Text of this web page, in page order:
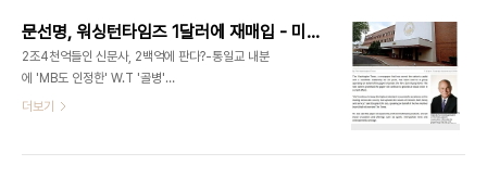
량 21매..
의 혐의로 김경준을 기소하면서 그와 가족들의 재산
을 동결하고 압수를 추진했지만 김경준측의 반격으
로 압류가 해제되기도 하는등 수차례의 공방을 벌였
으며 항소법원에서 지방법원 압류판결에 일부 문제
가 있음을 지적, 압류가 풀리면서 다시 공방이 진행되
미국검찰이 압류하려 했던 재산은 김경준과 그의 아
문선명, 워싱턴타임즈 1달러에 재매입 - 미국 모전직대통령 매입설 나돌기도
2조4천억들인 신문사, 2백억에 판다?-통일교 내분
에 'MB도 인정한' W.T '골병'
http://andocu.tistory.com/2218 경영난에 시
더보기